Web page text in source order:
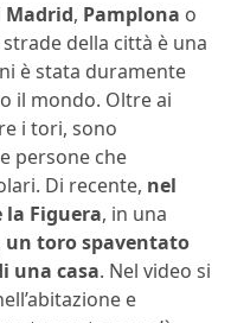
Madrid, Pamplona o
della città è una
è stata duramente
il mondo. Oltre ai
i tori, sono
persone che
Di recente, nel
la Figuera, in una
un toro spaventato
una casa. Nel video si
e